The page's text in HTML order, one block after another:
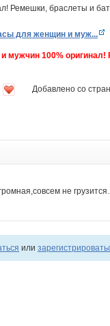
для женщин и муж...
мужчин 100% оригинал!
Добавлено со
не
или